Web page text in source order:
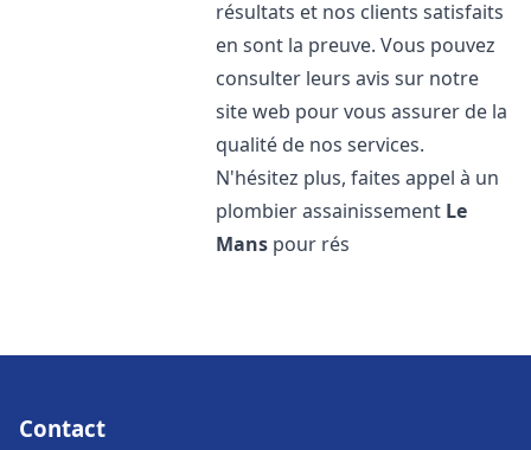
résultats et nos clients satisfaits
en sont la preuve. Vous pouvez
consulter leurs avis sur notre
site web pour vous assurer de la
qualité de nos services.
N'hésitez plus, faites appel à un
plombier assainissement Le
Mans pour rés
Contact